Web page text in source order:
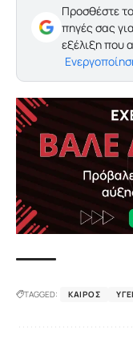
Προσθέστε το
πηγές σας
εξέλιξη που
TAGGED: ΚΑΙΡΌΣ